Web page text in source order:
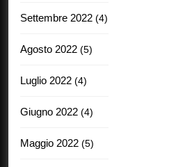
Settembre 2022 (4)
Agosto 2022 (5)
Luglio 2022 (4)
Giugno 2022 (4)
Maggio 2022 (5)